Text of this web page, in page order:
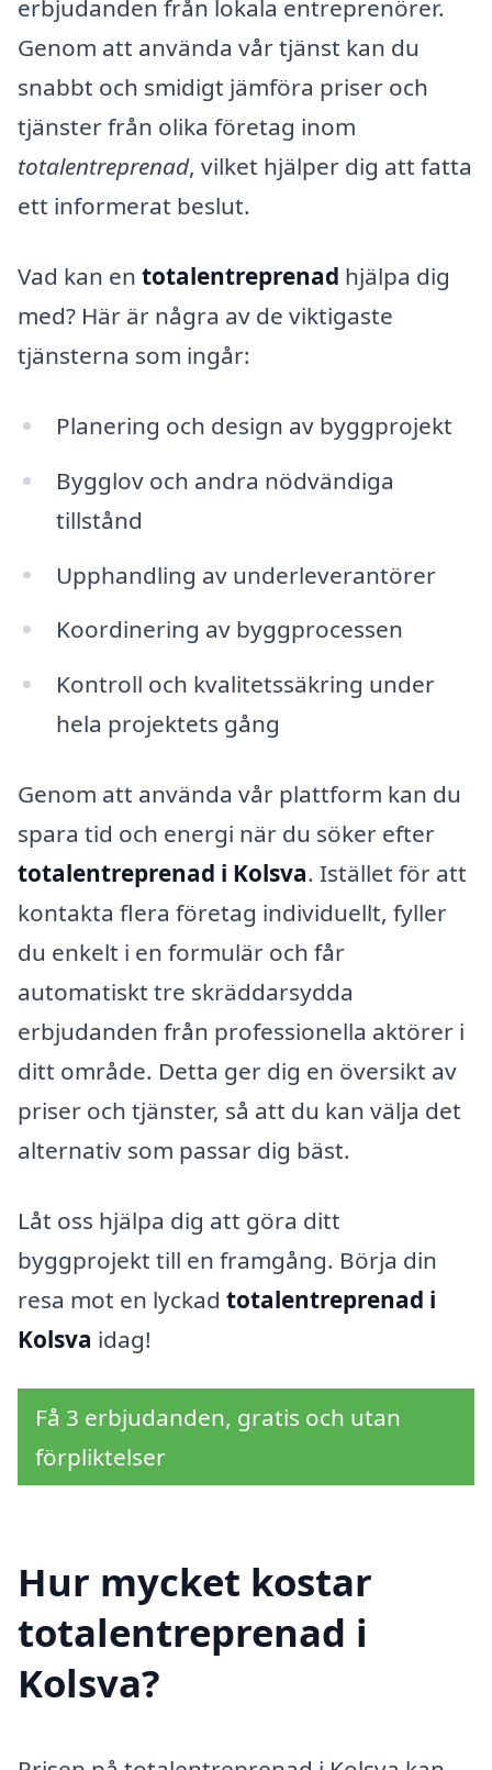
erbjudanden från lokala entreprenörer.
Genom att använda vår tjänst kan du
snabbt och smidigt jämföra priser och
tjänster från olika företag inom
totalentreprenad, vilket hjälper dig att fatta
ett informerat beslut.
Vad kan en totalentreprenad hjälpa dig
med? Här är några av de viktigaste
tjänsterna som ingår:
Planering och design av byggprojekt
Bygglov och andra nödvändiga
tillstånd
Upphandling av underleverantörer
Koordinering av byggprocessen
Kontroll och kvalitetssäkring under
hela projektets gång
Genom att använda vår plattform kan du
spara tid och energi när du söker efter
totalentreprenad i Kolsva. Istället för att
kontakta flera företag individuellt, fyller
du enkelt i en formulär och får
automatiskt tre skräddarsydda
erbjudanden från professionella aktörer i
ditt område. Detta ger dig en översikt av
priser och tjänster, så att du kan välja det
alternativ som passar dig bäst.
Låt oss hjälpa dig att göra ditt
byggprojekt till en framgång. Börja din
resa mot en lyckad totalentreprenad i
Kolsva idag!
Få 3 erbjudanden, gratis och utan
förpliktelser
Hur mycket kostar
totalentreprenad i
Kolsva?